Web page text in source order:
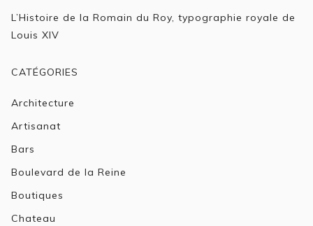
L’Histoire de la Romain du Roy, typographie royale de
Louis XIV
CATÉGORIES
Architecture
Artisanat
Bars
Boulevard de la Reine
Boutiques
Chateau